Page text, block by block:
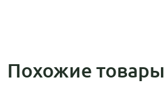
Похожие товары